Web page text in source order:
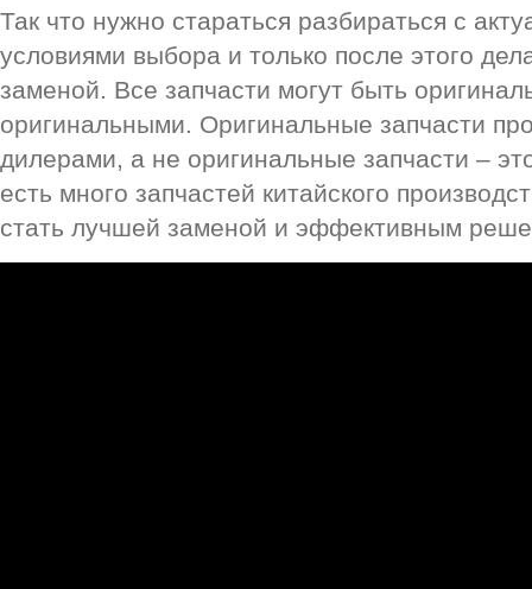
Так что нужно стараться разбираться с
условиями выбора и только после этого
заменой. Все запчасти могут быть
оригинальными. Оригинальные запчасти
дилерами, а не оригинальные запчасти –
есть много запчастей китайского
стать лучшей заменой и эффективным